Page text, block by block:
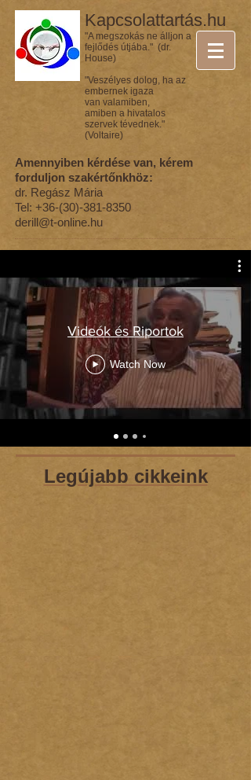
Kapcsolattartás.hu
"A megszokás ne álljon a
fejlődés útjába." (dr.
House)
"Veszélyes dolog, ha az
embernek igaza
van valamiben,
amiben a hivatalos
szervek tévednek."
(Voltaire)
Amennyiben kérdése van, kérem
forduljon szakértőnkhöz:
dr. Regász Mária
Tel: +36-(30)-381-8350
derill@t-online.hu
Videók és Riportok
Watch Now
Legújabb cikkeink